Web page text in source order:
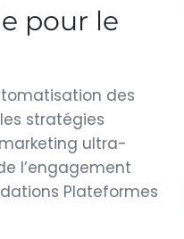
pour le
des
stratégies
ultra-
l’engagement
Plateformes